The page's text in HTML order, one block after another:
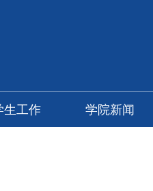
生工作 学院新闻